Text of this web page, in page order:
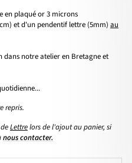
en plaqué or 3 microns
et d'un pendentif lettre (5mm) au
notre atelier en Bretagne et
repris.
Lettrelors de l'ajout au panier, si
nous contacter.